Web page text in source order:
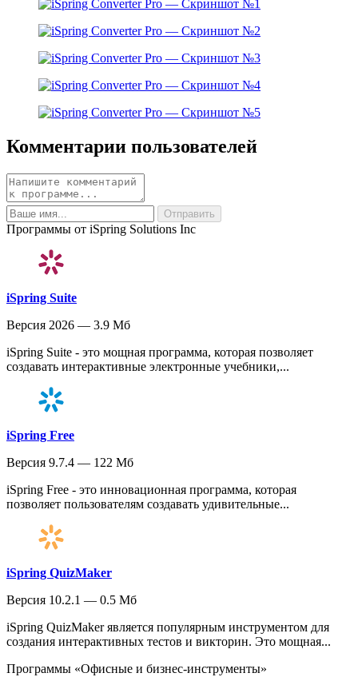
Комментарии пользователей
Программы от iSpring Solutions Inc
iSpring Suite
Версия 2026 — 3.9 Мб
iSpring Suite - это мощная программа, которая позволяет
создавать интерактивные электронные учебники,...
iSpring Free
Версия 9.7.4 — 122 Мб
iSpring Free - это инновационная программа, которая
позволяет пользователям создавать удивительные...
iSpring QuizMaker
Версия 10.2.1 — 0.5 Мб
iSpring QuizMaker является популярным инструментом для
создания интерактивных тестов и викторин. Это мощная...
Программы «Офисные и бизнес-инструменты»